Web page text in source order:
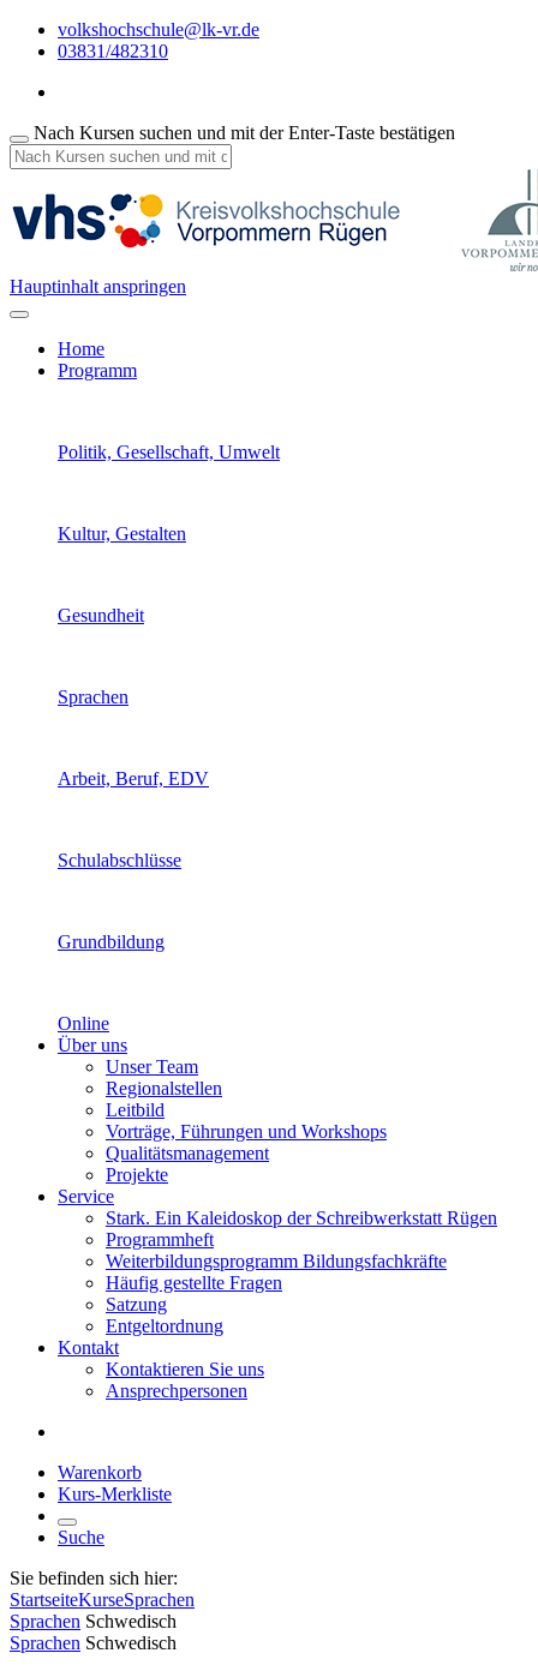
volkshochschule@lk-vr.de
03831/482310
Nach Kursen suchen und mit der Enter-Taste bestätigen
Hauptinhalt anspringen
Home
Programm
Politik, Gesellschaft, Umwelt
Kultur, Gestalten
Gesundheit
Sprachen
Arbeit, Beruf, EDV
Schulabschlüsse
Grundbildung
Online
Über uns
Unser Team
Regionalstellen
Leitbild
Vorträge, Führungen und Workshops
Qualitätsmanagement
Projekte
Service
Stark. Ein Kaleidoskop der Schreibwerkstatt Rügen
Programmheft
Weiterbildungsprogramm Bildungsfachkräfte
Häufig gestellte Fragen
Satzung
Entgeltordnung
Kontakt
Kontaktieren Sie uns
Ansprechpersonen
Warenkorb
Kurs-Merkliste
Suche
Sie befinden sich hier:
StartseiteKurseSprachen
Sprachen Schwedisch
Sprachen Schwedisch